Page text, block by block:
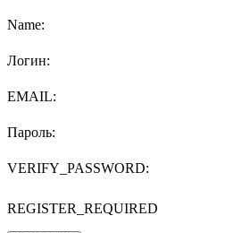
Name:
Логин:
EMAIL:
Пароль:
VERIFY_PASSWORD:
REGISTER_REQUIRED